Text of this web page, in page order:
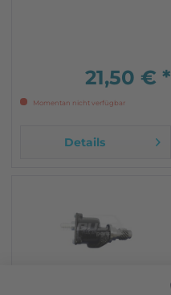
21,50 € *
Momentan nicht verfügbar
Details